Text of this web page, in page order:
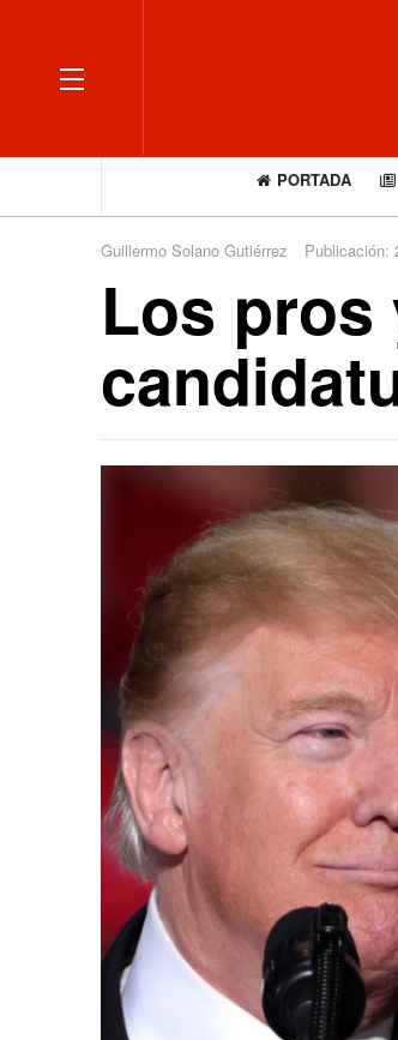
OFF CANVAS
PORTADA
Guillermo Solano Gutiérrez Publicación:
Los pros
AGOSTO 05, 2026
Consejo Universitario llama a
defender la democracia